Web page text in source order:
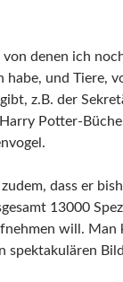
denen ich
habe, und Tiere,
z.B. der
Potter-
dass er
13000
will. Man
spektakulären